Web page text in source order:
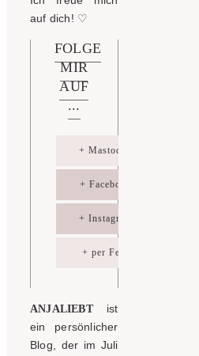
auf dich! ♡
FOLGE
MIR
AUF
...
+ Mastodon
+ Facebook
+ Instagram
+ per Feed
ANJALIEBTist
ein persönlicher
Blog, der im Juli